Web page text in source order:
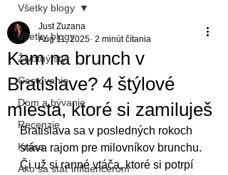
Všetky blogy
Životný štýl
Cestovanie
Dom a bývanie
Recenzie
Krása
Ako sa stať influencerom
Všetky blogy
Kam na brunch v
Bratislave? 4 štýlové
miesta, ktoré si zamiluješ
Just Zuzana
Aug 11, 2025 2 minút čítania
Bratislava sa v posledných rokoch
stáva rajom pre milovníkov brunchu.
Či už si ranné vtáča, ktoré si potrpí